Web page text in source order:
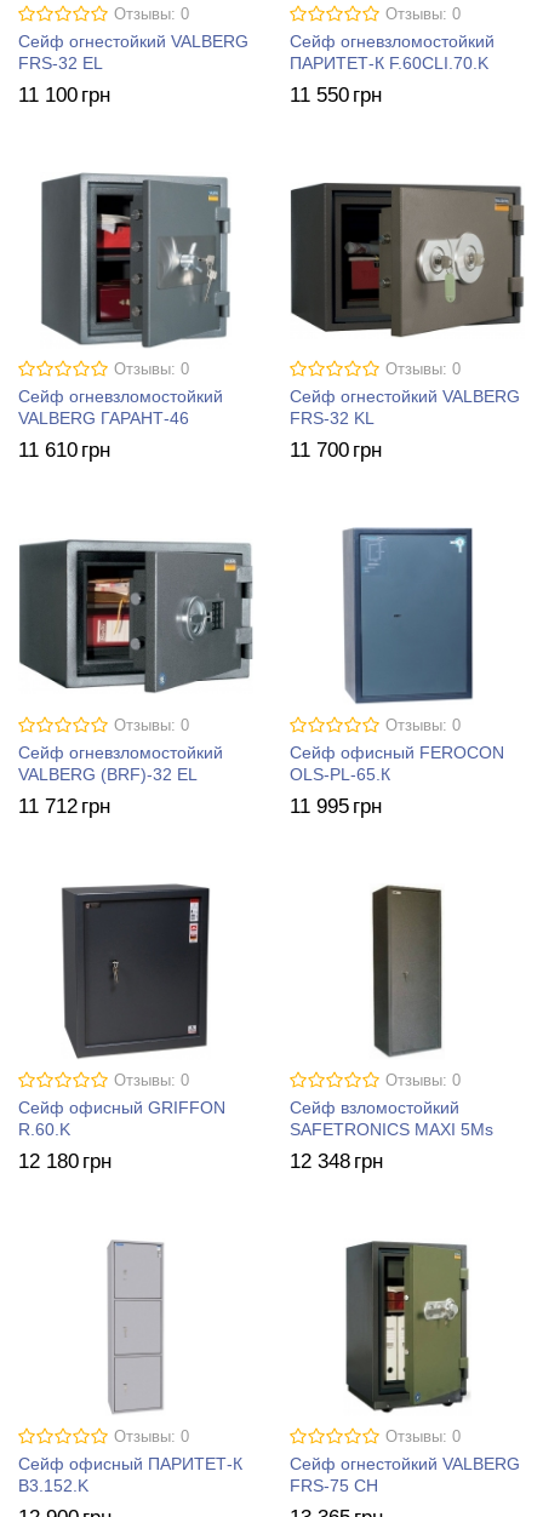
Отзывы: 0
Сейф огнестойкий VALBERG
FRS-32 EL
11 100 грн
Отзывы: 0
Сейф огневзломостойкий
ПАРИТЕТ-К F.60CLI.70.K
11 550 грн
Отзывы: 0
Сейф огневзломостойкий
VALBERG ГАРАНТ-46
11 610 грн
Отзывы: 0
Сейф огнестойкий VALBERG
FRS-32 KL
11 700 грн
Отзывы: 0
Сейф огневзломостойкий
VALBERG (BRF)-32 EL
11 712 грн
Отзывы: 0
Сейф офисный FEROCON
OLS-PL-65.К
11 995 грн
Отзывы: 0
Сейф офисный GRIFFON
R.60.K
12 180 грн
Отзывы: 0
Сейф взломостойкий
SAFETRONICS MAXI 5Ms
12 348 грн
Отзывы: 0
Cейф офисный ПАРИТЕТ-К
B3.152.K
Отзывы: 0
Сейф огнестойкий VALBERG
FRS-75 CH